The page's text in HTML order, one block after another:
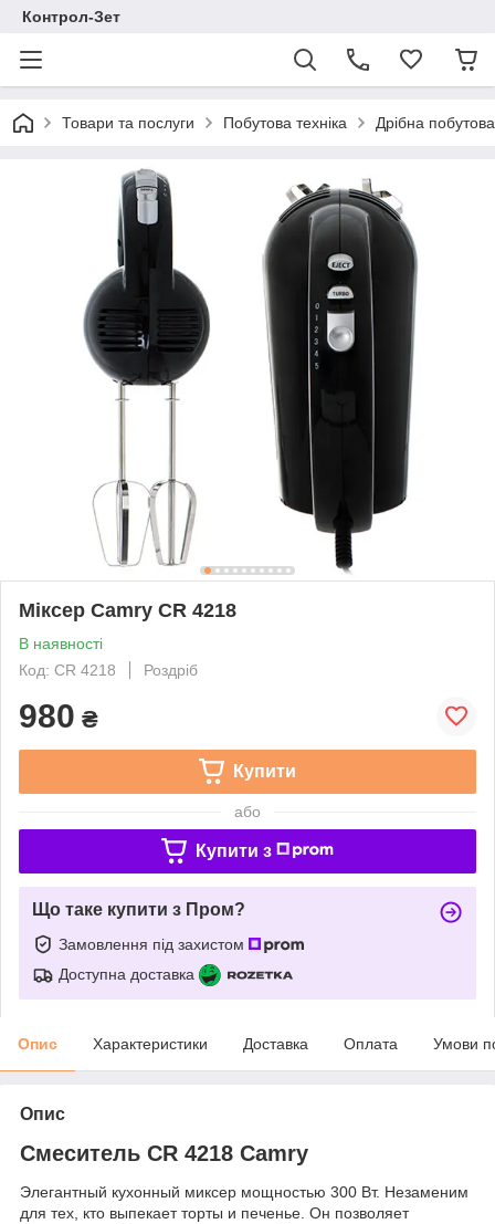
Контрол-Зет
Товари та послуги Побутова техніка Дрібна
Міксер Camry CR 4218
В наявності
Код: CR 4218
Роздріб
980 ₴
Купити
або
Купити з
Що таке купити з Пром?
Замовлення під захистом
Доступна доставка
Опис Характеристики Доставка Оплата Умови
Опис
Смеситель CR 4218 Camry
Элегантный кухонный миксер мощностью 300 Вт. Незаменим
для тех, кто выпекает торты и печенье. Он позволяет